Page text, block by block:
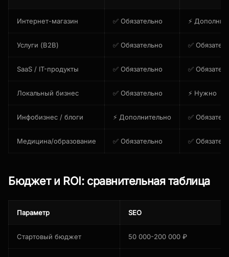
Интернет-магазин ✅ Обязательно ⚡
Услуги (B2B) ✅ Обязательно ✅
SaaS / IT-продукты ✅ Обязательно ✅
Локальный бизнес ✅ Обязательно ⚡ Нужно
Инфобизнес / блоги ⚡ Дополнительно ✅
Медицина/образование ✅ Обязательно ✅
Бюджет и ROI: сравнительная таблица
Параметр SEO
Стартовый бюджет 50 000-200 000 ₽